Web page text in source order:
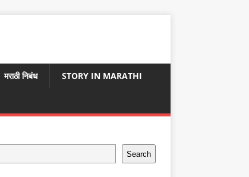
मराठी निबंध STORY IN MARATHI
Search